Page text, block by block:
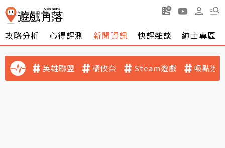
攻略分析 心得評測 新聞資訊 快評雜談 紳士專區
英雄聯盟 橘攸奈 Steam遊戲 吸點迷